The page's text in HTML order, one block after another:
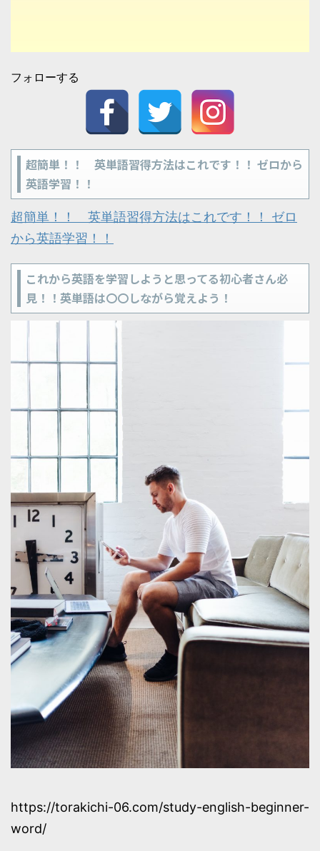
フォローする
超簡単！！ 英単語習得方法はこれです！！ ゼロから
英語学習！！
超簡単！！ 英単語習得方法はこれです！！ ゼロ
から英語学習！！
これから英語を学習しようと思ってる初心者さん必
見！！英単語は〇〇しながら覚えよう！
https://torakichi-06.com/study-english-beginner-
word/